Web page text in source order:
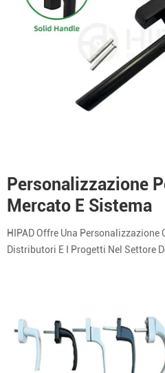
Personalizzazione
Mercato E Sistema
HIPAD Offre Una Personalizzazione
Distributori E I Progetti Nel Settore